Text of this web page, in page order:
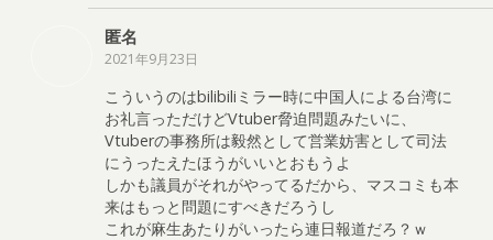
匿名
2021年9月23日
こういうのはbilibiliミラー時に中国人による台湾に
お礼言っただけどVtuber脅迫問題みたいに、
Vtuberの事務所は毅然として営業妨害として司法
にうったえたほうがいいとおもうよ
しかも議員がそれがやってるだから、マスコミも本
来はもっと問題にすべきだろうし
これが麻生あたりがいったら連日報道だろ？ｗ